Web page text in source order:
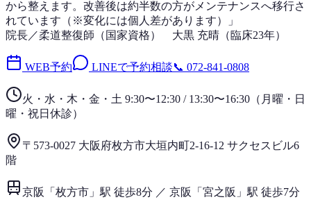
から整えます。改善後は約半数の方がメンテナンスへ移行さ
れています（※変化には個人差があります）」
院長／柔道整復師（国家資格）
大黒 充晴 （臨床23年）
WEB予約 LINEで予約相談📞 072-841-0808
火・水・木・金・土 9:30〜12:30 / 13:30〜16:30 （ 月曜・日
曜・祝日 休診）
〒573-0027 大阪府枚方市大垣内町2-16-12 サクセスビル6
階
京阪「枚方市」駅 徒歩8分 ／ 京阪「宮之阪」駅 徒歩7分